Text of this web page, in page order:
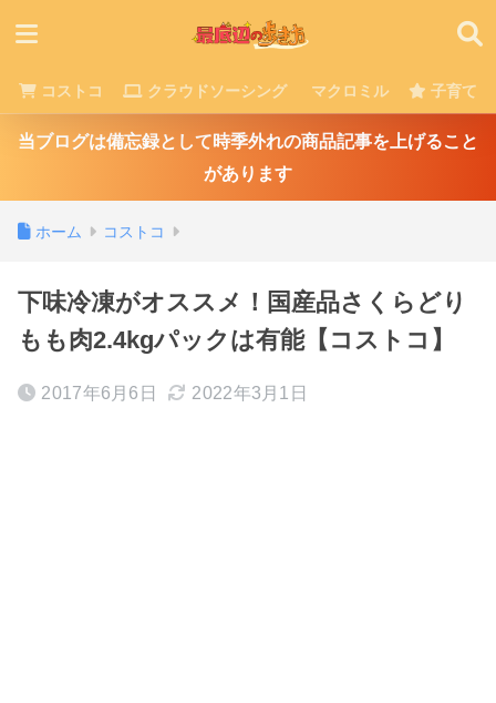
コストコ クラウドソーシング マクロミル 子育て
当ブログは備忘録として時季外れの商品記事を上げること
があります
ホーム コストコ
下味冷凍がオススメ！国産品さくらどり
もも肉2.4kgパックは有能【コストコ】
2017年6月6日 2022年3月1日